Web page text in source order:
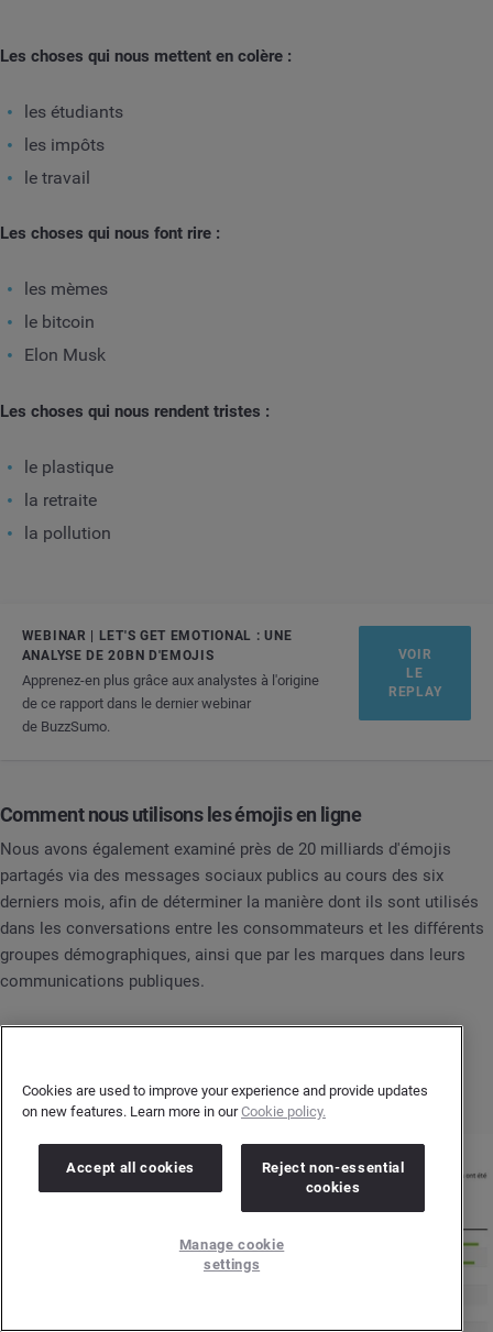
Les choses qui nous mettent en colère :
les étudiants
les impôts
le travail
Les choses qui nous font rire :
les mèmes
le bitcoin
Elon Musk
Les choses qui nous rendent tristes :
le plastique
la retraite
la pollution
WEBINAR | LET'S GET EMOTIONAL : UNE
ANALYSE DE 20BN D'EMOJIS
Apprenez-en plus grâce aux analystes à l'origine
de ce rapport dans le dernier webinar
de BuzzSumo.
VOIR
LE
REPLAY
Comment nous utilisons les émojis en ligne
Nous avons également examiné près de 20 milliards d'émojis
partagés via des messages sociaux publics au cours des six
derniers mois, afin de déterminer la manière dont ils sont utilisés
dans les conversations entre les consommateurs et les différents
groupes démographiques, ainsi que par les marques dans leurs
communications publiques.
Cookies are used to improve your experience and provide updates
on new features. Learn more in ourCookie policy.
Accept all cookies
Reject non-essential
cookies
Manage cookie
settings